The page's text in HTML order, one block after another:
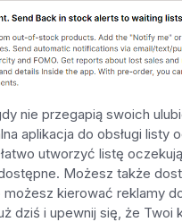
nie przegapią swoich
aplikacja do obsługi listy
utworzyć listę
Możesz także
kierować reklamy
dziś i upewnij się, że Twoi